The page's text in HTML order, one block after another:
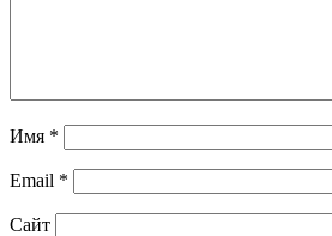
Имя *
Email *
Сайт